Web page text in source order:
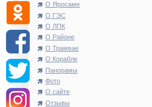
О Яросаме
О ГЭС
О ЛПК
О Районе
О Трамвае
О Корабле
Панорамы
Фото
О сайте
Отзывы